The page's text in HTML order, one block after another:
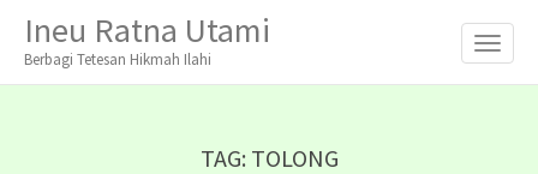
I
Ineu Ratna Utami
Berbagi Tetesan Hikmah Ilahi
TAG: TOLONG